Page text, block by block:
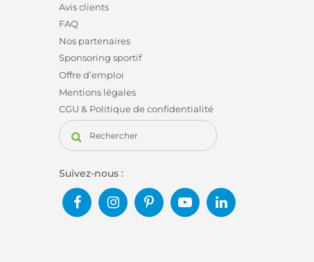
Avis clients
FAQ
Nos partenaires
Sponsoring sportif
Offre d’emploi
Mentions légales
CGU & Politique de confidentialité
Suivez-nous :